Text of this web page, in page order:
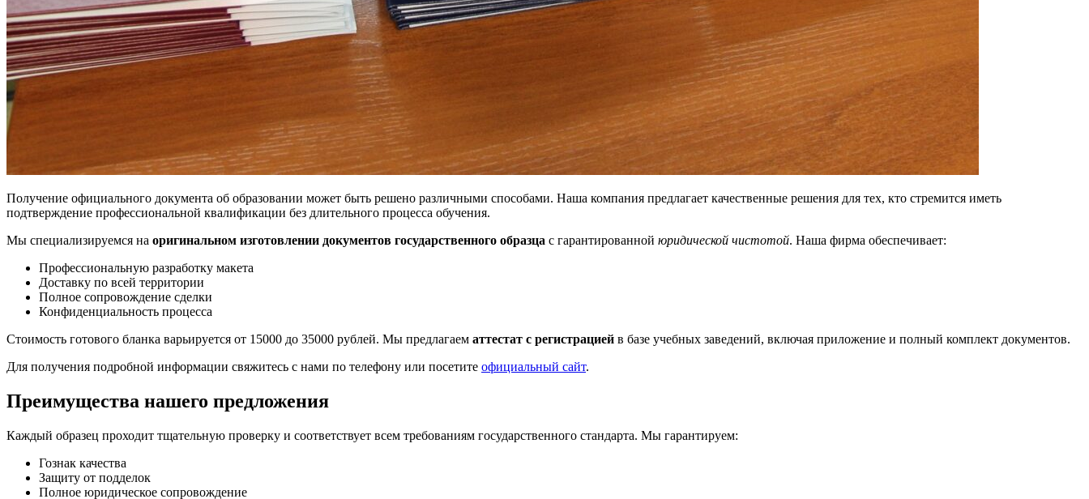
Получение официального документа об образовании может быть решено различными способами. Наша компания предлагает качественные решения для тех, кто стремится иметь
подтверждение профессиональной квалификации без длительного процесса обучения.
Мы специализируемся на оригинальном изготовлении документов государственного образца с гарантированной юридической чистотой. Наша фирма обеспечивает:
Профессиональную разработку макета
Доставку по всей территории
Полное сопровождение сделки
Конфиденциальность процесса
Стоимость готового бланка варьируется от 15000 до 35000 рублей. Мы предлагаем аттестат с регистрацией в базе учебных заведений, включая приложение и полный комплект документов.
Для получения подробной информации свяжитесь с нами по телефону или посетите официальный сайт.
Преимущества нашего предложения
Каждый образец проходит тщательную проверку и соответствует всем требованиям государственного стандарта. Мы гарантируем:
Гознак качества
Защиту от подделок
Полное юридическое сопровождение